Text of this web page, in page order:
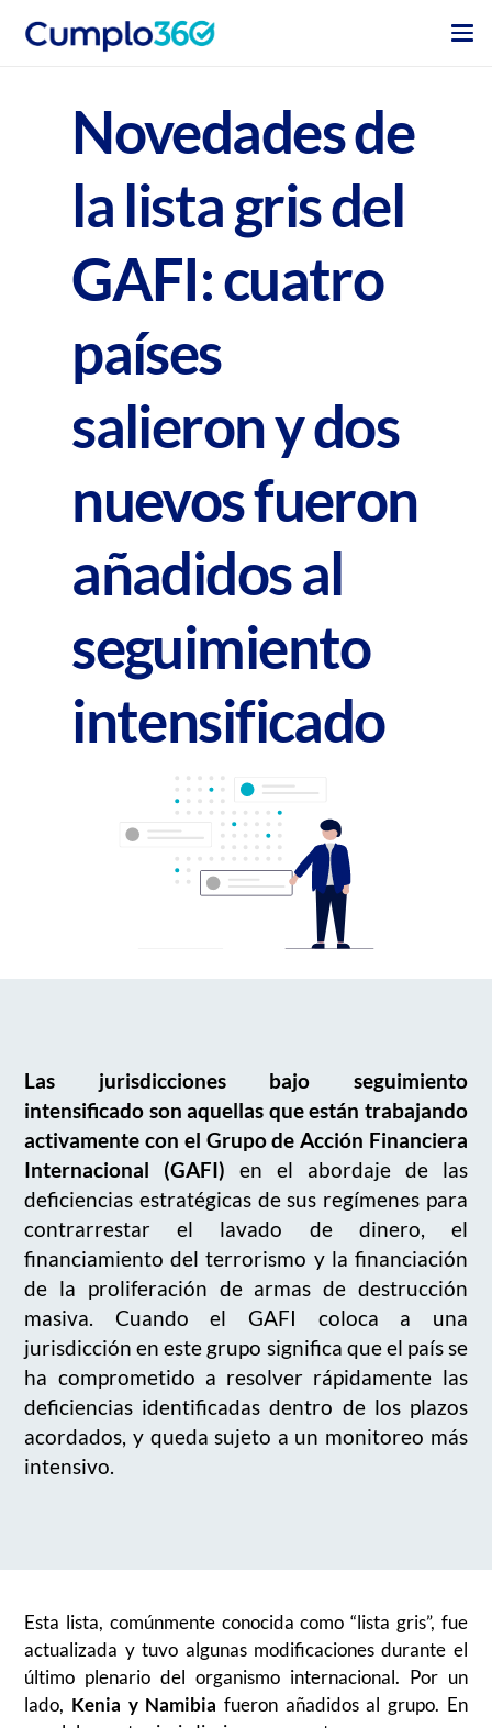
Novedades de
la lista gris del
GAFI: cuatro
países
salieron y dos
nuevos fueron
añadidos al
seguimiento
intensificado
Las jurisdicciones bajo seguimiento
intensificado son aquellas queestán trabajando
activamente con el Grupo de Acción Financiera
Internacional
(GAFI) en el abordaje de las
deficiencias estratégicas de sus regímenes para
contrarrestar el lavado de dinero, el
financiamiento del terrorismo y la financiación
de la proliferación de armas de destrucción
masiva. Cuando el GAFI coloca a una
jurisdicciónen este grupo significa queel paísse
ha comprometido a resolver rápidamente las
deficiencias identificadas dentro de los plazos
acordados, y queda sujeto a un monitoreo más
intensivo.
Esta lista, comúnmente conocida como “lista gris”, fue
actualizada y tuvo algunas modificaciones durante el
último plenario del organismo internacional. Por un
lado, Kenia y Namibia fueron añadidos al grupo. En